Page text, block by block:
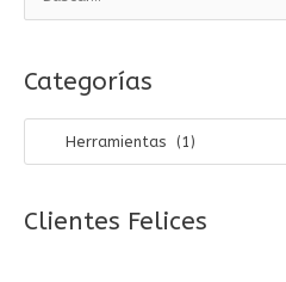
c
a
o
Categorías
Herramientas (1)
Clientes Felices